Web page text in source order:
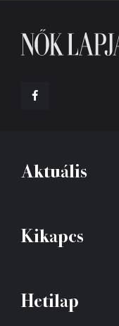
Aktuális
Kikapcs
Hetilap